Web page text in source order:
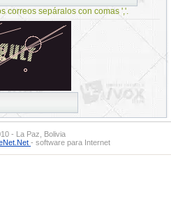
correos sepáralos con comas ','.
- La Paz, Bolivia
- software para Internet